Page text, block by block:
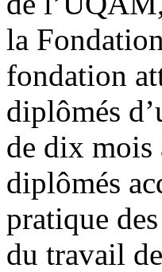
la
fondation
diplômés
de dix mois
diplômés
pratique
du travail